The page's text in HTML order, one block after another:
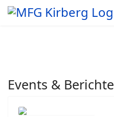
Events & Berichte